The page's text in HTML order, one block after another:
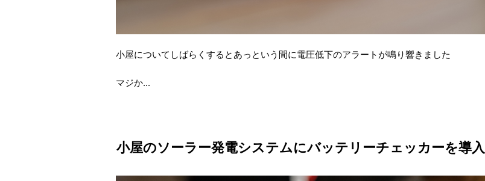
小屋についてしばらくするとあっという間に電圧低下のアラートが鳴り響きました
マジか...
小屋のソーラー発電システムにバッテリーチェッカーを導入